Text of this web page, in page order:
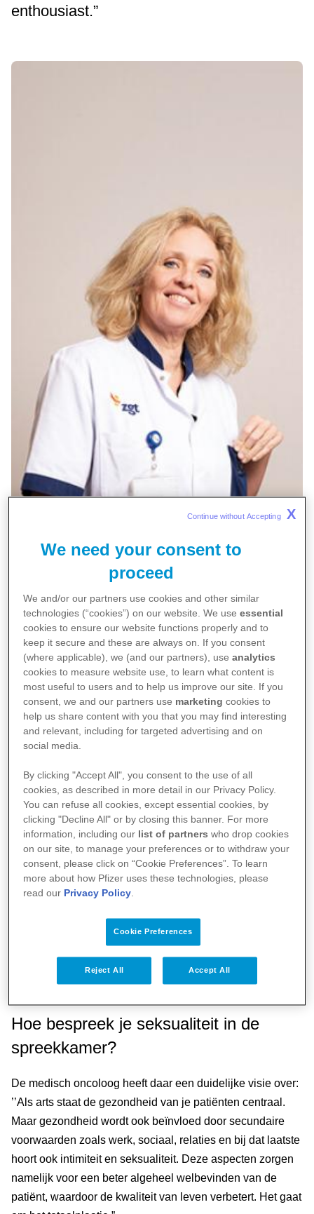
enthousiast.”
Het ZGT - Ziekenhuisgroep Twente - is als een van de
eerste ziekenhuizen gestart met de Roze Olifant toolkit.
Medisch oncoloog Irma Oving vertelt over de ervaringen
die zij en haar team tot nu toe met de Roze Olifant
hebben.
Irma Oving werkt al vijftien jaar in het ZGT, zowel op de
locatie in Almelo als die in Hengelo en heeft in die tijd al
vele honderden patiënten gezien.
“Ik heb mijn opleiding tot arts in Amsterdam en Utrecht
gedaan, maar ik vond het toch leuker om ‘buiten’ te
werken, in een regio die minder druk is dan de randstad.”
De problemen waar mensen met kanker mee kampen zijn
echter overal hetzelfde. Kanker heeft een grote invloed op
de kwaliteit van het leven en daar moet oog voor zijn.”
Lees meer over de Roze Olifant "voor
borstkankerbehandelaren"
Hoe bespreek je seksualiteit in de
spreekkamer?
De medisch oncoloog heeft daar een duidelijke visie over:
’’Als arts staat de gezondheid van je patiënten centraal.
Maar gezondheid wordt ook beïnvloed door secundaire
voorwaarden zoals werk, sociaal, relaties en bij dat laatste
hoort ook intimiteit en seksualiteit. Deze aspecten zorgen
namelijk voor een beter algeheel welbevinden van de
patiënt, waardoor de kwaliteit van leven verbetert. Het gaat
We need your consent to
proceed
We and/or our partners use cookies and other similar
technologies (“cookies”) on our website. We useessential
cookies to ensure our website functions properly and to
keep it secure and these are always on. If you consent
(where applicable), we (and our partners), useanalytics
cookies to measure website use, to learn what content is
most useful to users and to help us improve our site. If you
consent, we and our partners use marketing cookies to
help us share content with you that you may find interesting
and relevant, including for targeted advertising and on
social media.
By clicking "Accept All", you consent to the use of all
cookies, as described in more detail in our Privacy Policy.
You can refuse all cookies, except essential cookies, by
clicking "Decline All" or by closing this banner. For more
information, including our list of partners who drop cookies
on our site, to manage your preferences or to withdraw your
consent, please click on “Cookie Preferences”. To learn
more about how Pfizer uses these technologies, please
read our Privacy Policy.
Cookie Preferences
Reject All Accept All
Continue without Accepting X